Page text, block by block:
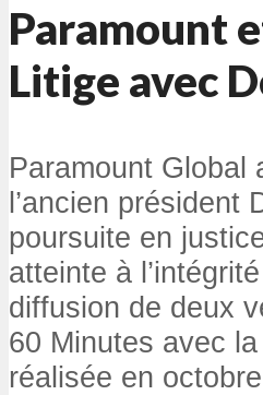
Paramount
Litige avec
Paramount Global
l’ancien président
poursuite en
atteinte à
diffusion de deux
60 Minutes avec
réalisée en